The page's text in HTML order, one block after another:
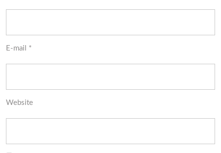
E-mail *
Website